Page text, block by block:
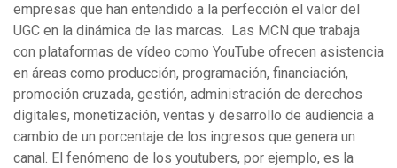
empresas que han entendido a la perfección el valor del
UGC en la dinámica de las marcas. Las MCN que trabaja
con plataformas de vídeo como YouTube ofrecen asistencia
en áreas como producción, programación, financiación,
promoción cruzada, gestión, administración de derechos
digitales, monetización, ventas y desarrollo de audiencia​ a
cambio de un porcentaje de los ingresos que genera un
canal. El fenómeno de los youtubers, por ejemplo, es la